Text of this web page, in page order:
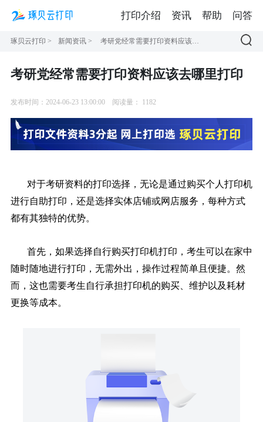
琢贝云打印 > 新闻资讯 > 考研党经常需要打印资料应该去哪里打印
考研党经常需要打印资料应该去哪里打印
发布时间：2024-06-23 13:00:00 阅读量： 1182
对于考研资料的打印选择，无论是通过购买个人打印机
进行自助打印，还是选择实体店铺或网店服务，每种方式
都有其独特的优势。
首先，如果选择自行购买打印机打印，考生可以在家中
随时随地进行打印，无需外出，操作过程简单且便捷。然
而，这也需要考生自行承担打印机的购买、维护以及耗材
更换等成本。
打印介绍 资讯 帮助 问答